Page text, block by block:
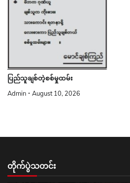
ပြည်သူချစ်တဲ့စစ်မှုထမ်း
Admin August 10, 2026
တိုက်ပွဲသတင်း